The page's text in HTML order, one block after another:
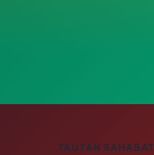
TAUTAN SAHABAT